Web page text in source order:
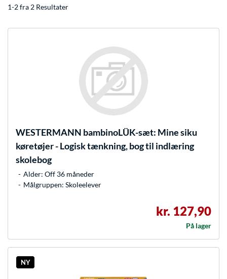
1-2 fra 2 Resultater
WESTERMANN bambinoLÜK-sæt: Mine siku
køretøjer - Logisk tænkning, bog til indlæring
skolebog
Alder: Off 36 måneder
Målgruppen: Skoleelever
kr. 127,90
På lager
NY